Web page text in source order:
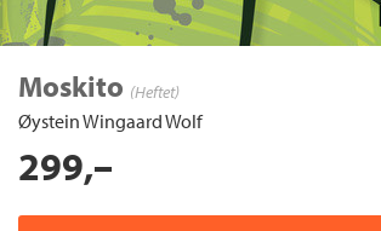
Moskito (Heftet)
Øystein Wingaard Wolf
299,–